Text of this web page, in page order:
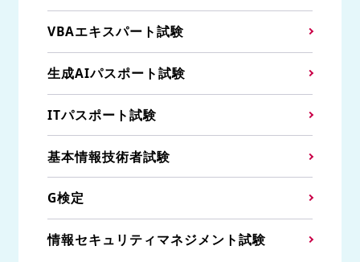
VBAエキスパート試験
生成AIパスポート試験
ITパスポート試験
基本情報技術者試験
G検定
情報セキュリティマネジメント試験